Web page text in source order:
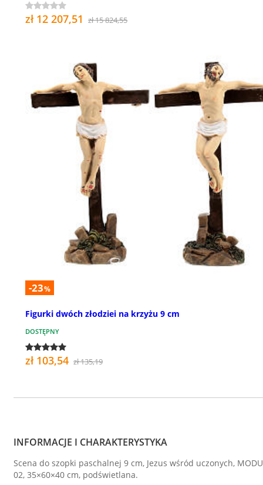
zł 12 207,51 zł 15 824,55
-23%
Figurki dwóch złodziei na krzyżu 9 cm
DOSTĘPNY
zł 103,54 zł 135,19
INFORMACJE I CHARAKTERYSTYKA
Scena do szopki paschalnej 9 cm, Jezus wśród uczonych,
02, 35×60×40 cm, podświetlana.